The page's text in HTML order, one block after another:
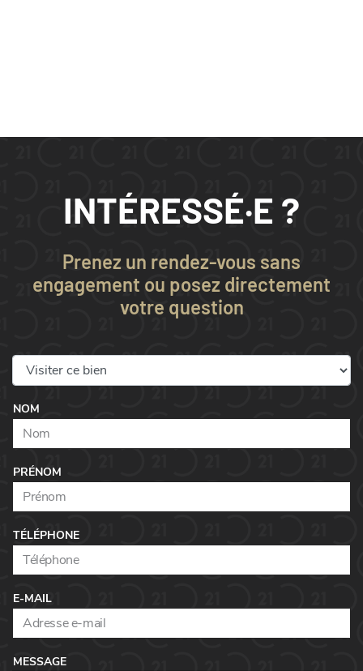
INTÉRESSÉ·E ?
Prenez un rendez-vous sans
engagement ou posez directement
votre question
NOM
PRÉNOM
TÉLÉPHONE
E-MAIL
MESSAGE